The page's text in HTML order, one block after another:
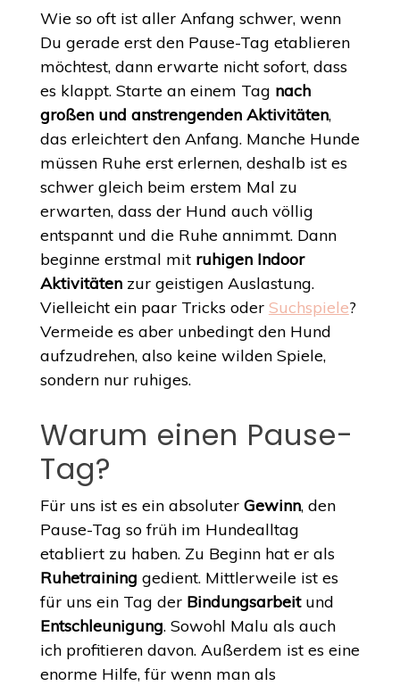
Wie so oft ist aller Anfang schwer, wenn
Du gerade erst den Pause-Tag etablieren
möchtest, dann erwarte nicht sofort, dass
es klappt. Starte an einem Tag nach
großen und anstrengenden Aktivitäten,
das erleichtert den Anfang. Manche Hunde
müssen Ruhe erst erlernen, deshalb ist es
schwer gleich beim erstem Mal zu
erwarten, dass der Hund auch völlig
entspannt und die Ruhe annimmt. Dann
beginne erstmal mit ruhigen Indoor
Aktivitätenzur geistigen Auslastung.
Vielleicht ein paar Tricks oder Suchspiele?
Vermeide es aber unbedingt den Hund
aufzudrehen, also keine wilden Spiele,
sondern nur ruhiges.
Warum einen Pause-
Tag?
Für uns ist es ein absoluter Gewinn, den
Pause-Tag so früh im Hundealltag
etabliert zu haben. Zu Beginn hat er als
Ruhetraining gedient. Mittlerweile ist es
für uns ein Tag der Bindungsarbeitund
Entschleunigung. Sowohl Malu als auch
ich profitieren davon. Außerdem ist es eine
enorme Hilfe, für wenn man als